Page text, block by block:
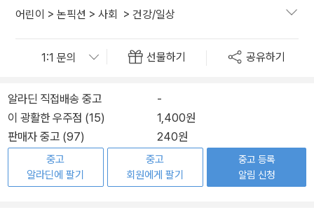
어린이 > 논픽션 > 사회 > 건강/일상
선물하기 공유하기
알라딘 직접배송 중고
-
이 광활한 우주점 (15)
1,400원
판매자 중고 (97)
240원
중고
알라딘에 팔기
중고
회원에게 팔기
중고 등록
알림 신청